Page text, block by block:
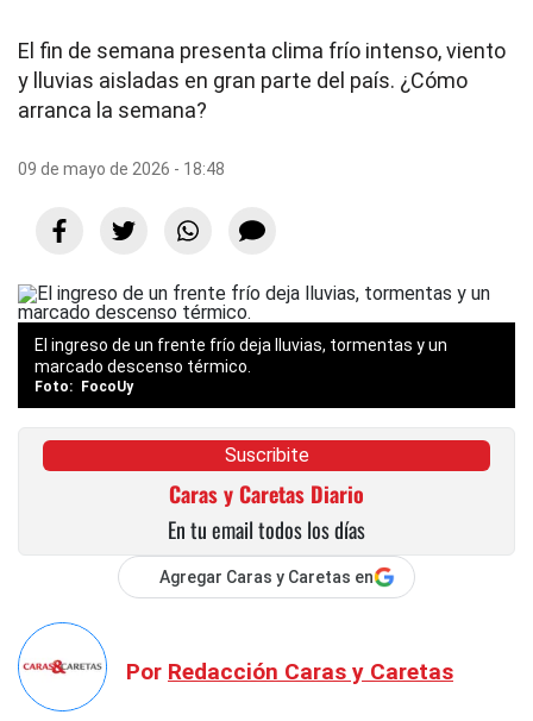
El fin de semana presenta clima frío intenso, viento
y lluvias aisladas en gran parte del país. ¿Cómo
arranca la semana?
09 de mayo de 2026 - 18:48
El ingreso de un frente frío deja lluvias, tormentas y un
marcado descenso térmico.
FocoUy
Suscribite
Caras y Caretas Diario
En tu email todos los días
Agregar Caras y Caretas en
Por Redacción Caras y Caretas